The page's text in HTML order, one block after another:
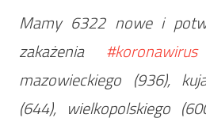
Mamy 6322 nowe i
zakażenia #koronawirus
mazowieckiego (936),
(644), wielkopolskiego